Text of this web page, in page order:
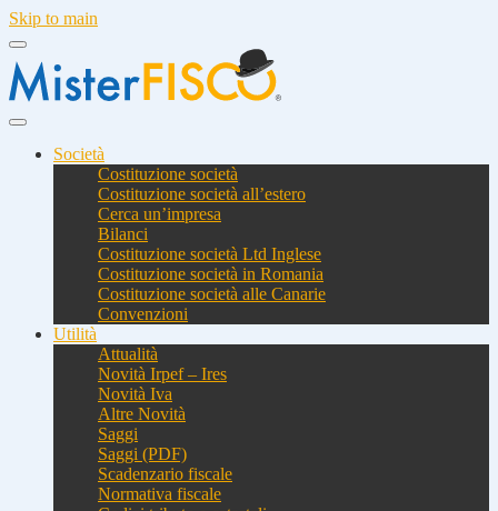
Skip to main
Società
Costituzione società
Costituzione società all’estero
Cerca un’impresa
Bilanci
Costituzione società Ltd Inglese
Costituzione società in Romania
Costituzione società alle Canarie
Convenzioni
Utilità
Attualità
Novità Irpef – Ires
Novità Iva
Altre Novità
Saggi
Saggi (PDF)
Scadenzario fiscale
Normativa fiscale